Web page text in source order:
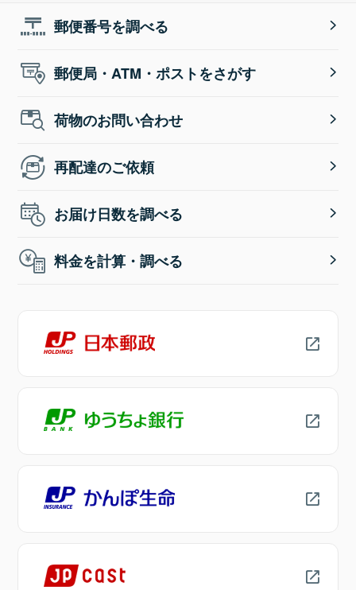
郵便番号を調べる
郵便局・ATM・ポストをさがす
荷物のお問い合わせ
再配達のご依頼
お届け日数を調べる
料金を計算・調べる